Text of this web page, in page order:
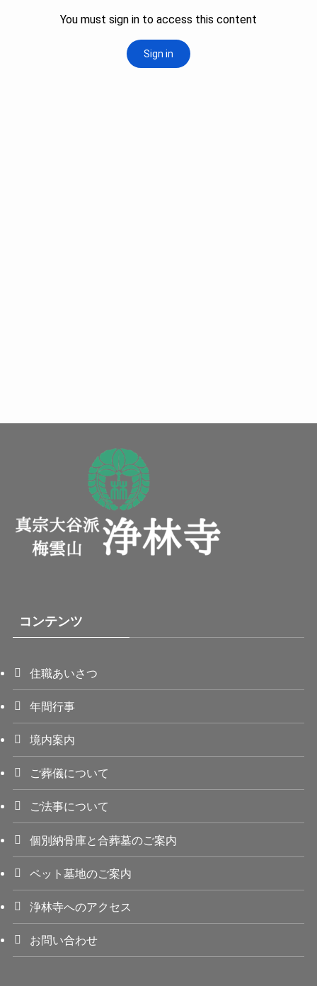
コンテンツ
住職あいさつ
年間行事
境内案内
ご葬儀について
ご法事について
個別納骨庫と合葬墓のご案内
ペット墓地のご案内
浄林寺へのアクセス
お問い合わせ